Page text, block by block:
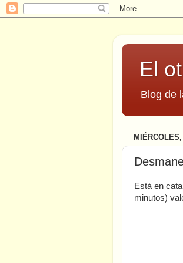
El
Blog de
Está en
minutos)